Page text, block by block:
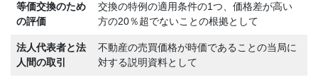
等価交換のため
の評価
交換の特例の適用条件の1つ、価格差が高い
方の20％超でないことの根拠として
法人代表者と法
人間の取引
不動産の売買価格が時価であることの当局に
対する説明資料として